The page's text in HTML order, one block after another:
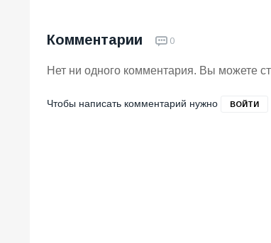
Комментарии 0
Нет ни одного комментария. Вы можете
Чтобы написать комментарий нужно ВОЙТИ